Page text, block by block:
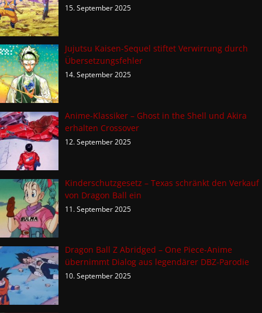
15. September 2025
Jujutsu Kaisen-Sequel stiftet Verwirrung durch
Übersetzungsfehler
14. September 2025
Anime-Klassiker – Ghost in the Shell und Akira
erhalten Crossover
12. September 2025
Kinderschutzgesetz – Texas schränkt den Verkauf
von Dragon Ball ein
11. September 2025
Dragon Ball Z Abridged – One Piece-Anime
übernimmt Dialog aus legendärer DBZ-Parodie
10. September 2025